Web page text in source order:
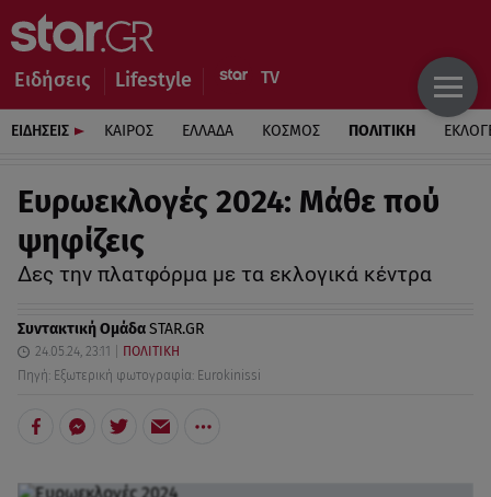
Ειδήσεις Lifestyle
ΕΙΔΗΣΕΙΣ ΚΑΙΡΟΣ ΕΛΛΑΔΑ ΚΟΣΜΟΣ ΠΟΛΙΤΙΚΗ
Ευρωεκλογές 2024: Μάθε πού
ψηφίζεις
Δες την πλατφόρμα με τα εκλογικά κέντρα
Συντακτική ΟμάδαSTAR.GR
24.05.24, 23:11
ΠΟΛΙΤΙΚΗ
Πηγή: Εξωτερική φωτογραφία: Eurokinissi